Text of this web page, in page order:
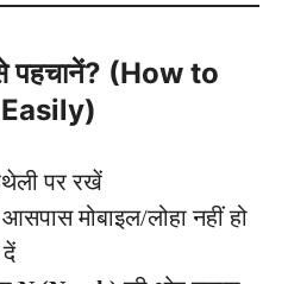
पहचानें? (How to
पर रखें
मोबाइल/लोहा नहीं हो